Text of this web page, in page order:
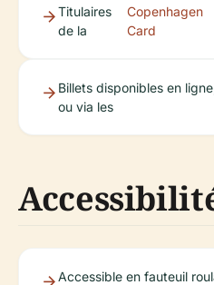
Titulaires
de la
Copenhagen
Card
Billets disponibles en
ou via les
Accessible en fauteuil